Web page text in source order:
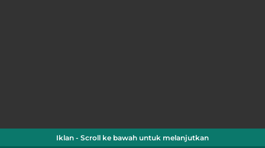
Iklan - Scroll ke bawah untuk melanjutkan